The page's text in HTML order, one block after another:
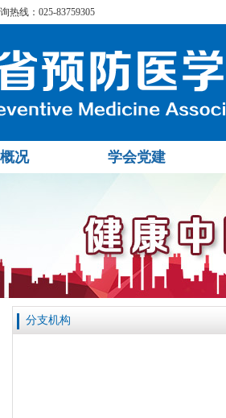
热线：025-83759305
况 学会党建
分支机构